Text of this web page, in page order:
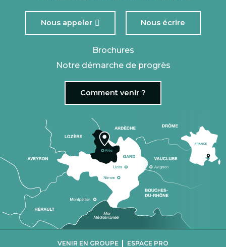
Nous appeler Nous écrire
Brochures
Notre démarche de progrès
Comment venir ?
VENIR EN GROUPE | ESPACE PRO